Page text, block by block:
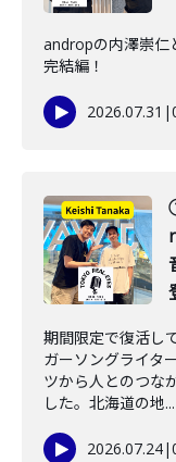
andropの内澤崇仁
完結編！
2026.07.31 |
期間限定で復活し
ガーソングライタ
ツから人とのつな
した。北海道の地...
2026.07.24|